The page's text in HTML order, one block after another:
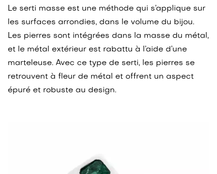
Le serti masse est une méthode qui s’applique sur
les surfaces arrondies, dans le volume du bijou.
Les pierres sont intégrées dans la masse du métal,
et le métal extérieur est rabattu à l’aide d’une
marteleuse. Avec ce type de serti, les pierres se
retrouvent à fleur de métal et offrent un aspect
épuré et robuste au design.